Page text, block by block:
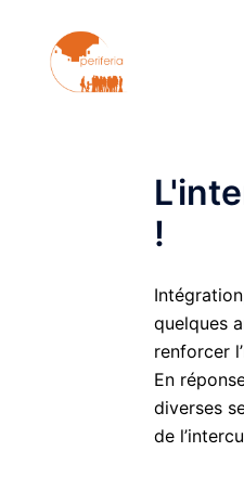
contenu
!
quelques
renforcer
En
diverses
de